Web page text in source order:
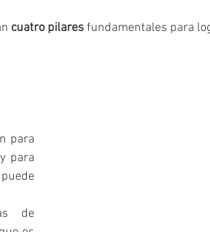
cuatro pilares fundamentales para
para
para
de